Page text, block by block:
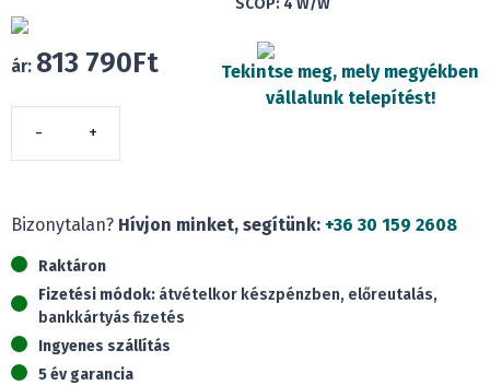
SCOP: 4 W/W
ár: 813 790Ft
KL
Tekintse meg, mely megyékben
vállalunk telepítést!
Bizonytalan? Hívjon minket, segítünk: +36 30 159 2608
Raktáron
Fizetési módok: átvételkor készpénzben, előreutalás,
bankkártyás fizetés
Ingyenes szállítás
5 év garancia